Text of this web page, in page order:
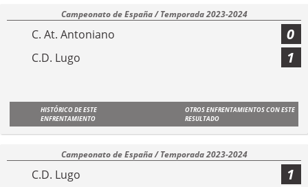
Campeonato de España / Temporada 2023-2024
C. At. Antoniano 0
C.D. Lugo 1
HISTÓRICO DE ESTE
ENFRENTAMIENTO
OTROS ENFRENTAMIENTOS CON ESTE
RESULTADO
Campeonato de España / Temporada 2023-2024
C.D. Lugo 1